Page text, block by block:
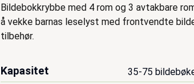
Beskrivelse
Bildebokkrybbe med 4 rom og 3 avtakbare
å vekke barnas leselyst med frontvendte
tilbehør.
Kapasitet 35-75